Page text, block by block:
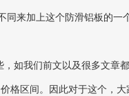
来加上这个防滑铝板的一
我们前文以及很多文章
格区间。因此对于这个，大